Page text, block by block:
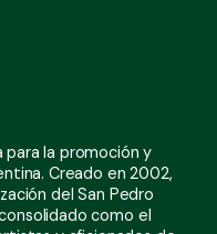
la promoción y
Creado en 2002,
del San Pedro
como el